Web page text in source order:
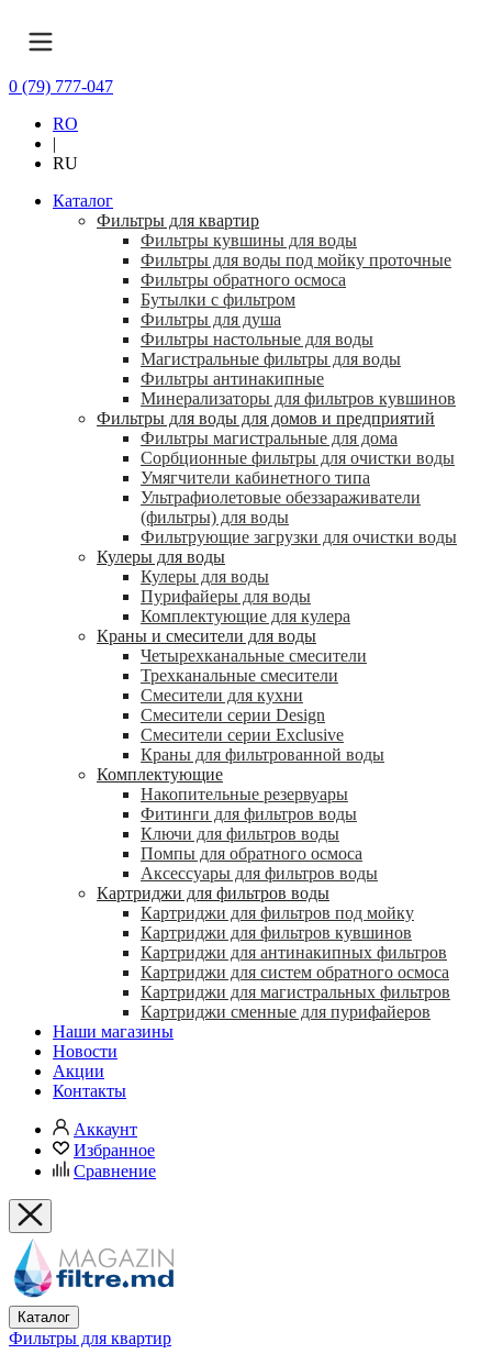
0 (79) 777-047
RO
|
RU
Каталог
Фильтры для квартир
Фильтры кувшины для воды
Фильтры для воды под мойку проточные
Фильтры обратного осмоса
Бутылки с фильтром
Фильтры для душа
Фильтры настольные для воды
Магистральные фильтры для воды
Фильтры антинакипные
Минерализаторы для фильтров кувшинов
Фильтры для воды для домов и предприятий
Фильтры магистральные для дома
Сорбционные фильтры для очистки воды
Умягчители кабинетного типа
Ультрафиолетовые обеззараживатели
(фильтры) для воды
Фильтрующие загрузки для очистки воды
Кулеры для воды
Кулеры для воды
Пурифайеры для воды
Комплектующие для кулера
Краны и смесители для воды
Четырехканальные смесители
Трехканальные смесители
Смесители для кухни
Смесители серии Design
Смесители серии Exclusive
Краны для фильтрованной воды
Комплектующие
Накопительные резервуары
Фитинги для фильтров воды
Ключи для фильтров воды
Помпы для обратного осмоса
Аксессуары для фильтров воды
Картриджи для фильтров воды
Картриджи для фильтров под мойку
Картриджи для фильтров кувшинов
Картриджи для антинакипных фильтров
Картриджи для систем обратного осмоса
Картриджи для магистральных фильтров
Картриджи сменные для пурифайеров
Наши магазины
Новости
Акции
Контакты
Аккаунт
Избранное
Сравнение
Каталог
Фильтры для квартир